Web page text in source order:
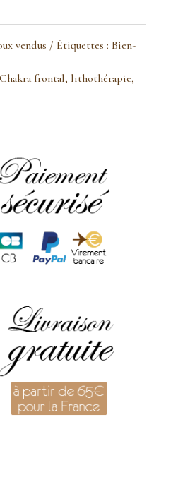
vendus Étiquettes : Bien-
Chakra frontal, lithothérapie,